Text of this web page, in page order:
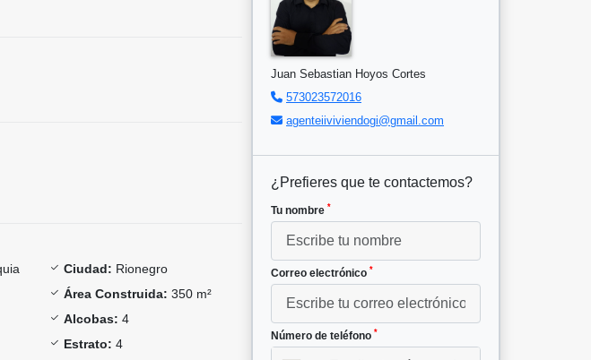
Ciudad: Rionegro
Área Construida: 350 m²
Alcobas: 4
Estrato: 4
Juan Sebastian Hoyos Cortes
573023572016
agenteiiviviendogi@gmail.com
¿Prefieres que te contactemos?
Tu nombre *
Correo electrónico *
Número de teléfono *